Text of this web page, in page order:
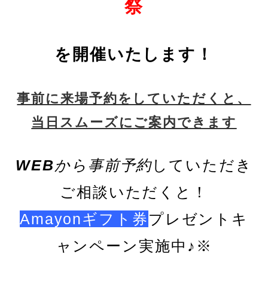
祭
を開催いたします！
事前に来場予約をしていただくと、
当日スムーズにご案内できます
WEB から事前予約していただき
ご相談いただくと！
Amayonギフト券プレゼントキ
ャンペーン実施中♪※